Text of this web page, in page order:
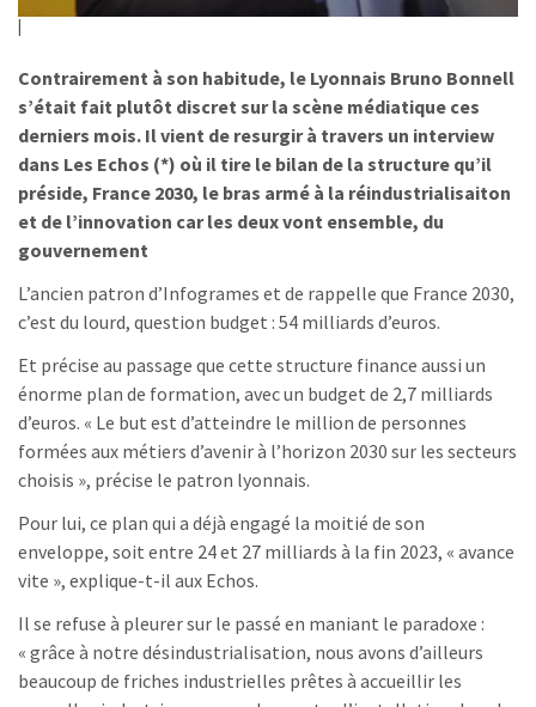
Contrairement à son habitude, le Lyonnais Bruno Bonnell
s’était fait plutôt discret sur la scène médiatique ces
derniers mois. Il vient de resurgir à travers un interview
dans Les Echos (*) où il tire le bilan de la structure qu’il
préside, France 2030, le bras armé à la réindustrialisaiton
et de l’innovation car les deux vont ensemble, du
gouvernement
L’ancien patron d’Infogrames et de rappelle que France 2030,
c’est du lourd, question budget : 54 milliards d’euros.
Et précise au passage que cette structure finance aussi un
énorme plan de formation, avec un budget de 2,7 milliards
d’euros. « Le but est d’atteindre le million de personnes
formées aux métiers d’avenir à l’horizon 2030 sur les secteurs
choisis », précise le patron lyonnais.
Pour lui, ce plan qui a déjà engagé la moitié de son
enveloppe, soit entre 24 et 27 milliards à la fin 2023, « avance
vite », explique-t-il aux Echos.
Il se refuse à pleurer sur le passé en maniant le paradoxe :
« grâce à notre désindustrialisation, nous avons d’ailleurs
beaucoup de friches industrielles prêtes à accueillir les